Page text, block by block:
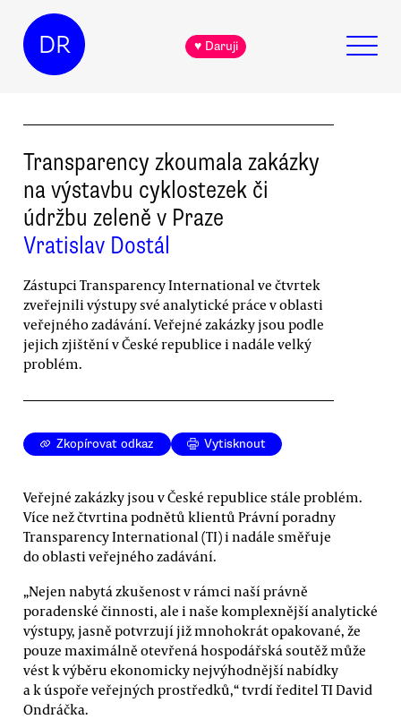
DR ♥ Daruji
Transparency zkoumala zakázky
na výstavbu cyklostezek či
údržbu zeleně v Praze
Vratislav Dostál
Zástupci Transparency International ve čtvrtek
zveřejnili výstupy své analytické práce v oblasti
veřejného zadávání. Veřejné zakázky jsou podle
jejich zjištění v České republice i nadále velký
problém.
Zkopírovat odkaz Vytisknout
Veřejné zakázky jsou v České republice stále problém.
Více než čtvrtina podnětů klientů Právní poradny
Transparency International (TI) i nadále směřuje
do oblasti veřejného zadávání.
„Nejen nabytá zkušenost v rámci naší právně
poradenské činnosti, ale i naše komplexnější analytické
výstupy, jasně potvrzují již mnohokrát opakované, že
pouze maximálně otevřená hospodářská soutěž může
vést k výběru ekonomicky nejvýhodnější nabídky
a k úspoře veřejných prostředků,“ tvrdí ředitel TI David
Ondráčka.